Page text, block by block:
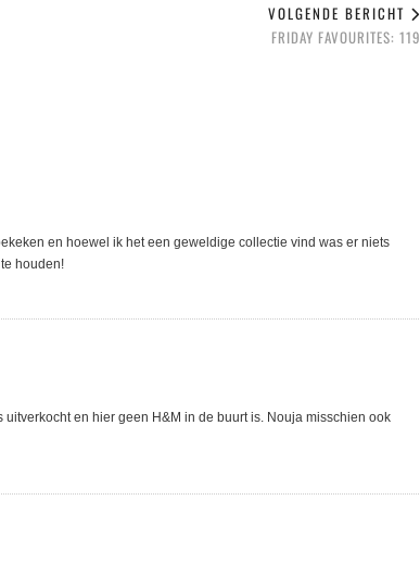
VOLGENDE BERICHT
FRIDAY FAVOURITES: 119
en hoewel ik het een geweldige collectie vind was er niets
houden!
en hier geen H&M in de buurt is. Nouja misschien ook